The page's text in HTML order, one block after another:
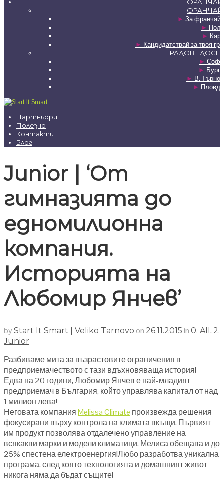
► За
►
►
► Кандидатствай за твоя
ГРАДОВЕ
►
►
► В.
►
Партньори
Полезно
Контакти
Блог
Junior | ‘От
гимназията до
едномилионна
компания.
Историята на
Любомир Янчев’
by Start It Smart | Veliko Tarnovo on 26.11.2015 in 0. All , 2.
Junior
Разбиваме мита за възрастовите ограничения в
предприемачеството с тази вдъхновяваща история!
Едва на 20 години, Любомир Янчев е най-младият
предприемач в България, който управлява капитал от над
1 милион лева!
Неговата компанияMelissa Climate произвежда решения
фокусирани върху контрола на климата вкъщи. Първият
им продукт позволява отдалечено управление на
всякакви марки и модели климатици. Мелиса обещава и до
25% спестена електроенергия!Любо разработва уникална
програма, след която технологията и домашният живот
никога няма да бъдат същите!